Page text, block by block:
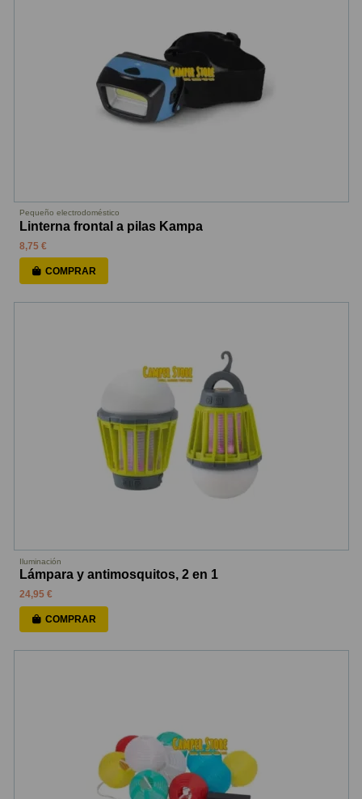
Pequeño electrodoméstico
Linterna frontal a pilas Kampa
8,75 €
COMPRAR
Iluminación
Lámpara y antimosquitos, 2 en 1
24,95 €
COMPRAR